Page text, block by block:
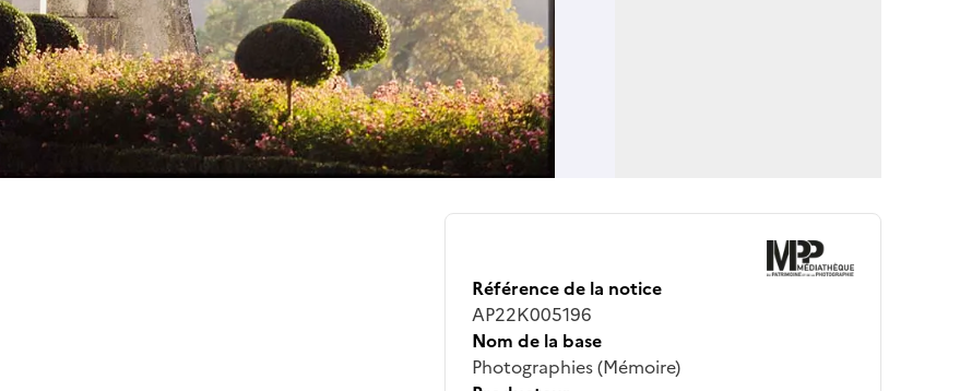
Référence de la notice
AP22K005196
Nom de la base
Photographies (Mémoire)